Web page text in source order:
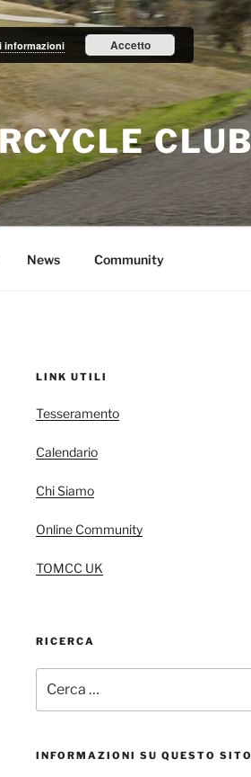
CLUB
News Community
LINK UTILI
Tesseramento
Calendario
Chi Siamo
Online Community
TOMCC UK
RICERCA
INFORMAZIONI SU QUESTO SITO
informazioni Accetto